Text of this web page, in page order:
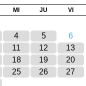
MI JU VI
4 5 6
11 12 13
18 19 20
25 26 27